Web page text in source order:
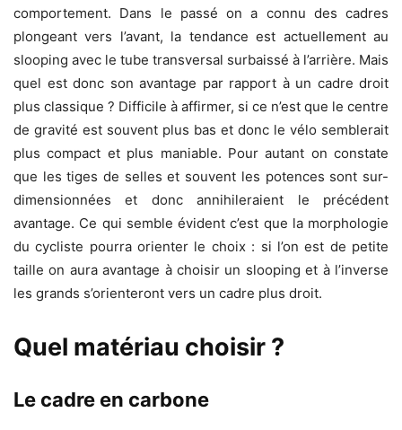
comportement. Dans le passé on a connu des cadres
plongeant vers l’avant, la tendance est actuellement au
slooping avec le tube transversal surbaissé à l’arrière. Mais
quel est donc son avantage par rapport à un cadre droit
plus classique ? Difficile à affirmer, si ce n’est que le centre
de gravité est souvent plus bas et donc le vélo semblerait
plus compact et plus maniable. Pour autant on constate
que les tiges de selles et souvent les potences sont sur-
dimensionnées et donc annihileraient le précédent
avantage. Ce qui semble évident c’est que la morphologie
du cycliste pourra orienter le choix : si l’on est de petite
taille on aura avantage à choisir un slooping et à l’inverse
les grands s’orienteront vers un cadre plus droit.
Quel matériau choisir ?
Le cadre en carbone